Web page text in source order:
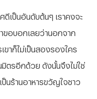
ดีเป็นอันดับต้นๆ เราคงจะ
ขอบอกเลยว่านอกจาก
ขาก็ไม่เป็นสองรองใคร
มิตรอีกด้วย ดังนั้นจึงไม่ใช่
ป็นร้านอาหารขวัญใจชาว